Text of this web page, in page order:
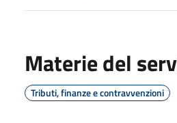
Materie del
Tributi, finanze e contravvenzioni